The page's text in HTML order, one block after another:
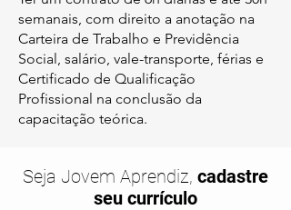
semanais, com direito a anotação na
Carteira de Trabalho e Previdência
Social, salário, vale-transporte, férias e
Certificado de Qualificação
Profissional na conclusão da
capacitação teórica.
Seja Jovem Aprendiz, cadastre
seu currículo